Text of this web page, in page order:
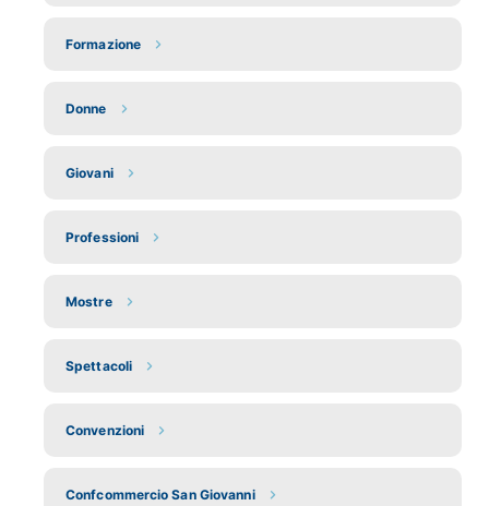
Formazione
Donne
Giovani
Professioni
Mostre
Spettacoli
Convenzioni
Confcommercio San Giovanni